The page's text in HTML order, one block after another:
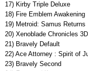
17) Kirby Triple Deluxe
18) Fire Emblem Awakening
19) Metroid: Samus Returns
20) Xenoblade Chronicles 3D
21) Bravely Default
22) Ace Attorney : Spirit of
23) Bravely Second